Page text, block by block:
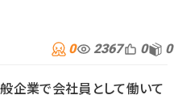
0 2367 0 0
般企業で会社員として働いて